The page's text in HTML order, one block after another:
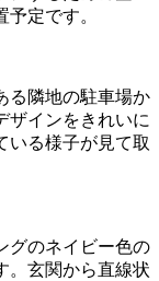
定です。
る隣地の駐車場か
ザインをきれいに
いる様子が見て取
グのネイビー色の
。玄関から直線状